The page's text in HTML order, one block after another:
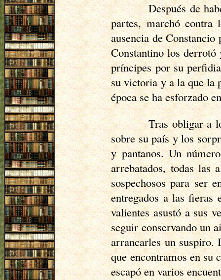
Después de
partes, marchó contra
ausencia de
Constantino los
príncipes por su
su victoria y a la que la
época se ha esforzado
Tras obligar a
sobre su país y los
y pantanos. Un
arrebatados, todas las
sospechosos para ser
entregados a las
valientes asustó a sus
seguir conservando un
arrancarles un suspiro.
que encontramos en su
escapó en varios